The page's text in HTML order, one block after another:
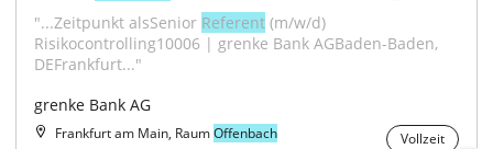
"...Zeitpunkt alsSenior Referent (m/w/d)
Risikocontrolling10006 | grenke Bank AGBaden-Baden,
DEFrankfurt..."
grenke Bank AG
Frankfurt am Main, RaumOffenbach Vollzeit